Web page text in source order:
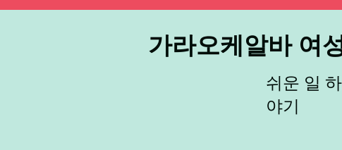
가라오케알바 여
쉬운 일
야기